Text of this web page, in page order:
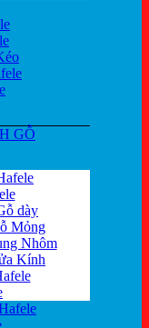
GỖ
dày
Mỏng
Nhôm
Kính